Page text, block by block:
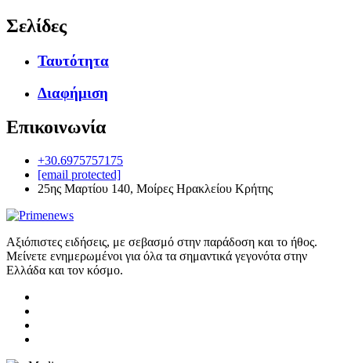
Σελίδες
Ταυτότητα
Διαφήμιση
Επικοινωνία
+30.6975757175
[email protected]
25ης Μαρτίου 140, Μοίρες Ηρακλείου Κρήτης
Αξιόπιστες ειδήσεις, με σεβασμό στην παράδοση και το ήθος.
Μείνετε ενημερωμένοι για όλα τα σημαντικά γεγονότα στην
Ελλάδα και τον κόσμο.